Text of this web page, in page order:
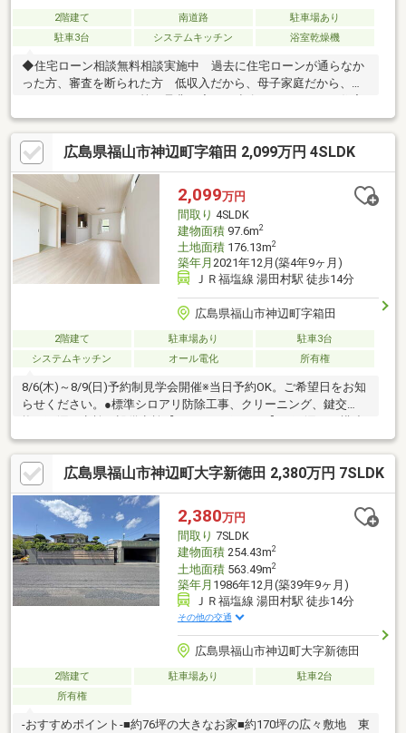
2階建て 南道路
駐車場あり
駐車3台
システムキッチン 浴室乾燥機
◆住宅ローン相談無料相談実施中 過去に住宅ローンが通らなか
った方、審査を断られた方 低収入だから、母子家庭だから、カ
ローンを通してきた実績があります。◆福山市内を中心に、数多
くのの仲介物件を取り扱っております。 新築戸建てだけでな
く、中古戸建、中古マンション、売土地など幅広くご紹介できま
す♪ ＨＰにもたくさん掲載しております。◆LINEからでもお
問い合わせ頂けます♪ 友達追加→『@582hulsx』でID検索！！
広島県福山市神辺町字箱田 2,099万円 4SLDK
2,099万円
間取り 4SLDK
建物面積97.6m2
土地面積176.13m2
築年月 2021年12月(築4年9ヶ月)
ＪＲ福塩線 湯田村駅 徒歩14分
広島県福山市神辺町字箱田
2階建て 駐車場あり
駐車3台
システムキッチン
オール電化 所有権
8/6(木)～8/9(日)予約制見学会開催※当日予約OK。ご希望日をお知
らせください。●標準シロアリ防除工事、クリーニング、鍵交
上主要な部分の欠陥や・腐食、給排水管の故障や漏水についてお
引渡しより２年間保証・シロアリ防除工事施工後5年間保証・お客
様に合わせたローンの組み方や金融機関をご提案。住宅ローンが
初めての方でもお気軽にご相談ください【周辺施設】・福山市立
湯田小学校1200ｍ（徒歩15分）・福山市立神辺中学校1700ｍ（徒
歩22分/自転車7分）・ハローズ神辺店店様1300ｍ（徒歩17分/車3
分）・
広島県福山市神辺町大字新徳田 2,380万円 7SLDK
2,380万円
間取り 7SLDK
建物面積254.43m2
土地面積563.49m2
築年月 1986年12月(築39年9ヶ月)
ＪＲ福塩線 湯田村駅 徒歩14分
その他の交通
広島県福山市神辺町大字新徳田
2階建て 駐車場あり
駐車2台
所有権
-おすすめポイント-■約76坪の大きなお家■約170坪の広々敷地 東